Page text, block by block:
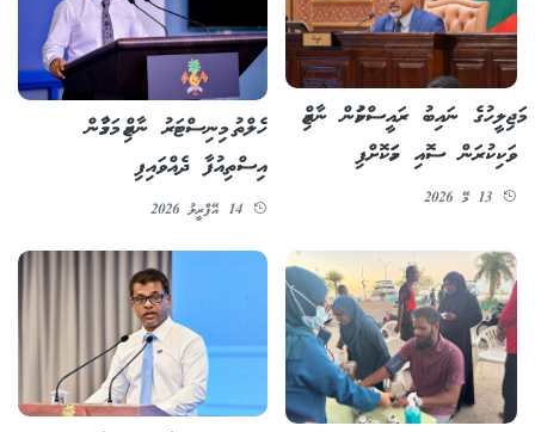
މަޖިލީހުގެ ނައިބު ރައީސްކަމުން ނާޒިމް
ވަކިކުރަން ސޮއި ހަމަކޮށްފި
ހެލްތު މިނިސްޓަރު ނާޒިމް މަގާމުން
އިސްތިއުފާ ދެއްވައިފި
14 އޭޕްރީލު 2026